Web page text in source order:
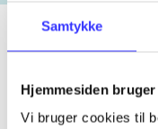
Samtykke
Hjemmesiden
Vi bruger cookies til
Tidsskrift
Artiklen er en del af